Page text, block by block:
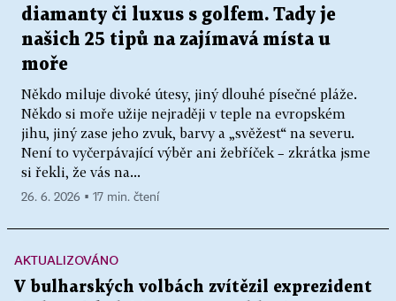
diamanty či luxus s golfem. Tady je
našich 25 tipů na zajímavá místa u
moře
Někdo miluje divoké útesy, jiný dlouhé písečné pláže.
Někdo si moře užije nejraději v teple na evropském
jihu, jiný zase jeho zvuk, barvy a „svěžest“ na severu.
Není to vyčerpávající výběr ani žebříček – zkrátka jsme
si řekli, že vás na...
26. 6. 2026 ▪ 17 min. čtení
AKTUALIZOVÁNO
V bulharských volbách zvítězil exprezident